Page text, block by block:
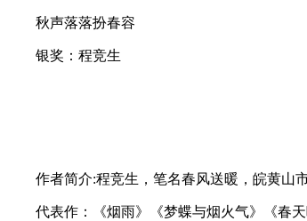
秋声落落扮春容
银奖：程竞生
作者简介:程竞生，笔名春风送暖，皖黄山市
代表作：《烟雨》《梦蝶与烟火气》《春天